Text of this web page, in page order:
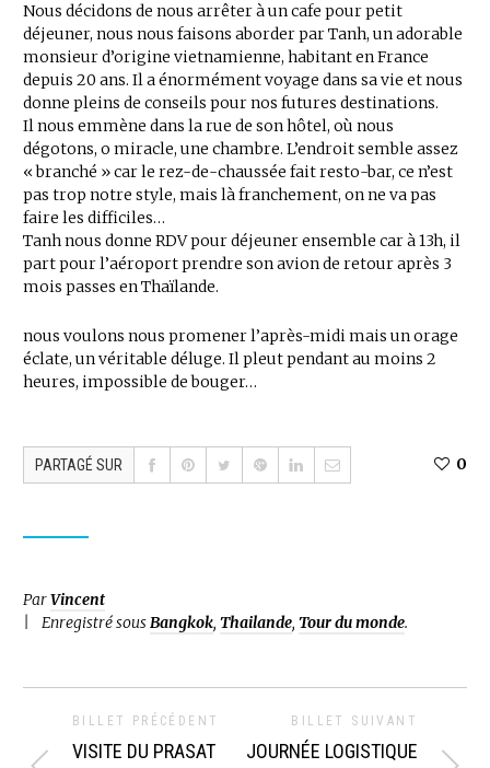
Nous décidons de nous arrêter à un cafe pour petit
déjeuner, nous nous faisons aborder par Tanh, un adorable
monsieur d’origine vietnamienne, habitant en France
depuis 20 ans. Il a énormément voyage dans sa vie et nous
donne pleins de conseils pour nos futures destinations.
Il nous emmène dans la rue de son hôtel, où nous
dégotons, o miracle, une chambre. L’endroit semble assez
« branché » car le rez-de-chaussée fait resto-bar, ce n’est
pas trop notre style, mais là franchement, on ne va pas
faire les difficiles…
Tanh nous donne RDV pour déjeuner ensemble car à 13h, il
part pour l’aéroport prendre son avion de retour après 3
mois passes en Thaïlande.
nous voulons nous promener l’après-midi mais un orage
éclate, un véritable déluge. Il pleut pendant au moins 2
heures, impossible de bouger…
PARTAGÉ SUR 0
ParVincent
Enregistré sousBangkok, Thailande, Tour du monde.
BILLET PRÉCÉDENT
VISITE DU PRASAT
BILLET SUIVANT
JOURNÉE LOGISTIQUE